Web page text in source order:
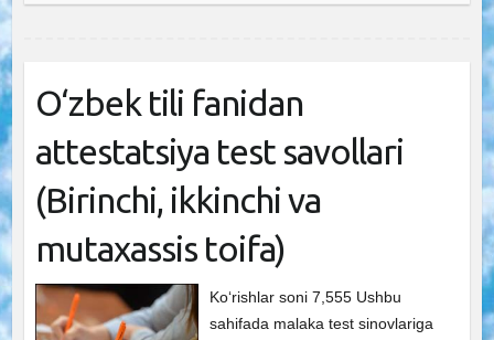
O‘zbek tili fanidan
attestatsiya test savollari
(Birinchi, ikkinchi va
mutaxassis toifa)
Ko‘rishlar soni 7,555 Ushbu
sahifada malaka test sinovlariga